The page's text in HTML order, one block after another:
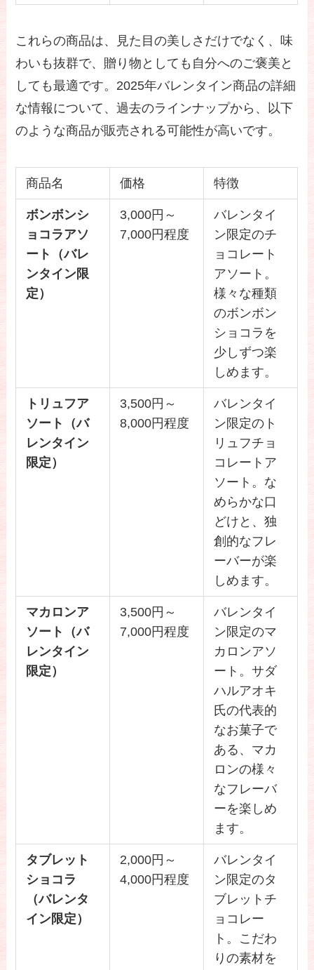
これらの商品は、見た目の美しさだけでなく、味
わいも抜群で、贈り物としても自分へのご褒美と
しても最適です。2025年バレンタイン商品の詳細
な情報について、過去のラインナップから、以下
のような商品が販売される可能性が高いです。
商品名 価格 特徴
ボンボンシ
ョコラアソ
ート（バレ
ンタイン限
定）
3,000円～
7,000円程度
バレンタイ
ン限定のチ
ョコレート
アソート。
様々な種類
のボンボン
ショコラを
少しずつ楽
しめます。
トリュフア
ソート（バ
レンタイン
限定）
3,500円～
8,000円程度
バレンタイ
ン限定のト
リュフチョ
コレートア
ソート。な
めらかな口
どけと、独
創的なフレ
ーバーが楽
しめます。
マカロンア
ソート（バ
レンタイン
限定）
3,500円～
7,000円程度
バレンタイ
ン限定のマ
カロンアソ
ート。サダ
ハルアオキ
氏の代表的
なお菓子で
ある、マカ
ロンの様々
なフレーバ
ーを楽しめ
ます。
タブレット
ショコラ
（バレンタ
イン限定）
2,000円～
4,000円程度
バレンタイ
ン限定のタ
ブレットチ
ョコレー
ト。こだわ
りの素材を